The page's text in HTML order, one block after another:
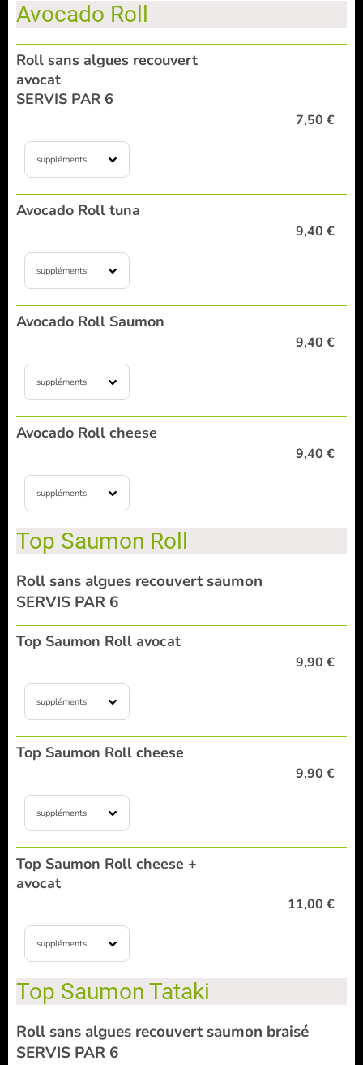
Avocado Roll
Roll sans algues recouvert
avocat
SERVIS PAR 6
suppléments
7,50 €
Avocado Roll tuna
suppléments
9,40 €
Avocado Roll Saumon
suppléments
9,40 €
Avocado Roll cheese
suppléments
9,40 €
Top Saumon Roll
Roll sans algues recouvert saumon
SERVIS PAR 6
Top Saumon Roll avocat
suppléments
9,90 €
Top Saumon Roll cheese
suppléments
9,90 €
Top Saumon Roll cheese +
avocat
suppléments
11,00 €
Top Saumon Tataki
Roll sans algues recouvert saumon braisé
SERVIS PAR 6